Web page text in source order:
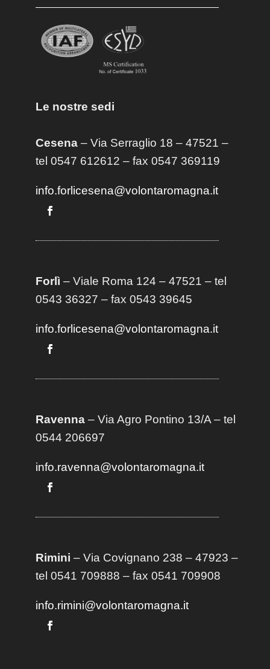
Le nostre sedi
Cesena– Via Serraglio 18 – 47521 –
tel 0547 612612 – fax 0547 369119
info.forlicesena@volontaromagna.it
Forlì – Viale Roma 124 – 47521 – tel
0543 36327 – fax 0543 39645
info.forlicesena@volontaromagna.it
Ravenna– Via Agro Pontino 13/A– tel
0544 206697
info.ravenna@volontaromagna.it
Rimini – Via Covignano 238 – 47923 –
tel 0541 709888 – fax 0541 709908
info.rimini@volontaromagna.it